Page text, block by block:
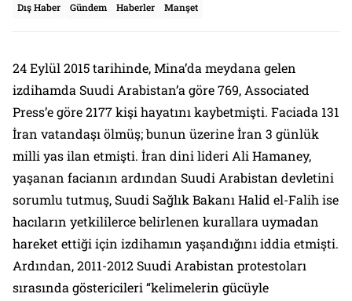
Dış Haber Gündem Haberler Manşet
24 Eylül 2015 tarihinde, Mina’da meydana gelen
izdihamda Suudi Arabistan’a göre 769, Associated
Press’e göre 2177 kişi hayatını kaybetmişti. Faciada 131
İran vatandaşı ölmüş; bunun üzerine İran 3 günlük
milli yas ilan etmişti. İran dini lideri Ali Hamaney,
yaşanan facianın ardından Suudi Arabistan devletini
sorumlu tutmuş, Suudi Sağlık Bakanı Halid el-Falih ise
hacıların yetkililerce belirlenen kurallara uymadan
hareket ettiği için izdihamın yaşandığını iddia etmişti.
Ardından, 2011-2012 Suudi Arabistan protestoları
sırasında göstericileri “kelimelerin gücüyle